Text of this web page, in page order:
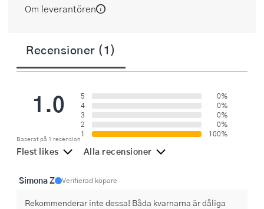
Om leverantören
Recensioner (1)
1.0
Baserat på 1 recension
5
0%
4
0%
3
0%
2
0%
1
100%
Flest likes Alla recensioner
Simona Z Verifierad köpare
Rekommenderar inte dessa! Båda kvarnarna är dåliga